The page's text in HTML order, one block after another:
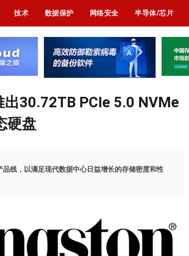
技术 数据保护 网络安全 半导体/芯片
30.72TB PCIe 5.0 NVMe
硬盘
线，以满足现代数据中心日益增长的存储密度和性